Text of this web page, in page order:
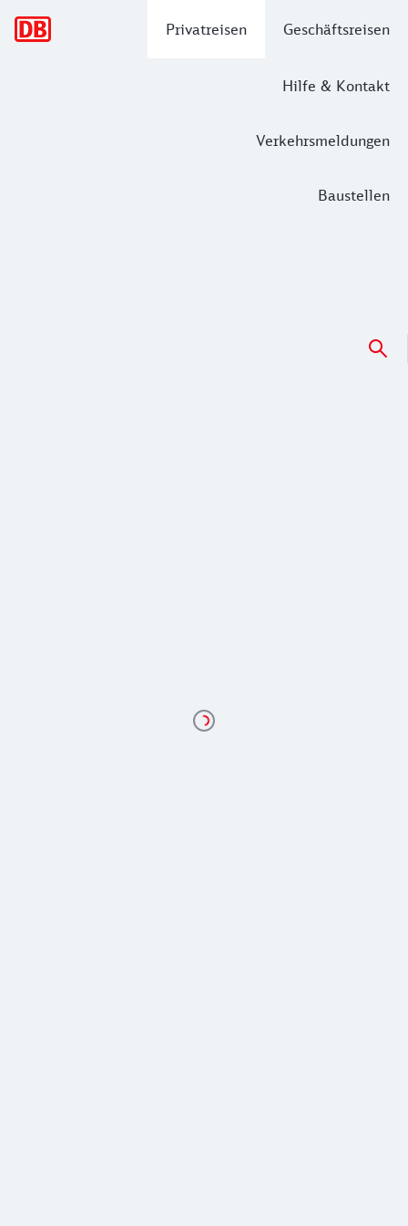
Privatreisen Geschäftsreisen
Hilfe & Kontakt
Verkehrsmeldungen
Baustellen